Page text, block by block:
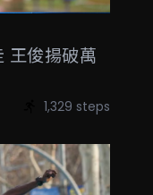
王俊揚破萬
1,329 steps